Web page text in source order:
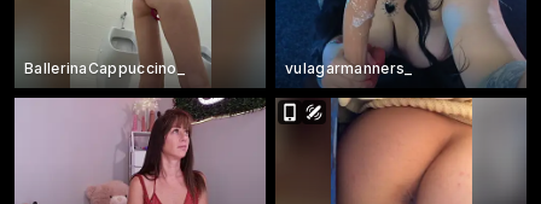
BallerinaCappuccino_ vulagarmanners_